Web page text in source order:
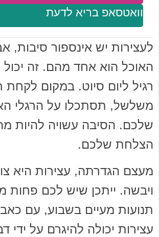
וואטסאפ בריא לדעת
לעצירות יש אינספור סיבות,
האוכל הוא אחד מהם. זה יכול
רגיל ליום סיוט. במקום לקחת
משלשל, תסתכלו על הרגלי
שלכם. הסיבה עשויה להיות
הצלחת שלכם.
מעצם הגדרתה, עצירות היא
ויבשה. ייתכן שיש לכם פחות
תנועות מעיים בשבוע, עם כאב
עצירות יכולה להיגרם על ידי